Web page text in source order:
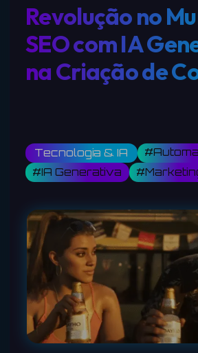
Revolução no
SEO com IA
na Criação de
Tecnologia & IA
#IA Generativa